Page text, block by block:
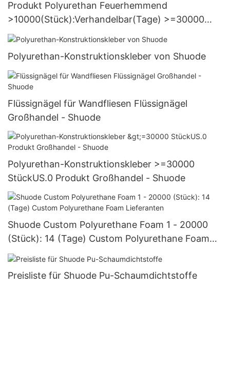
Produkt Polyurethan Feuerhemmend
>10000(Stück):Verhandelbar(Tage) >=30000
StückUS.7 Lieferanten
Polyurethan-Konstruktionskleber von Shuode
Flüssignägel für Wandfliesen Flüssignägel
Großhandel - Shuode
Polyurethan-Konstruktionskleber >=30000
StückUS.0 Produkt Großhandel - Shuode
Shuode Custom Polyurethane Foam 1 - 20000
(Stück): 14 (Tage) Custom Polyurethane Foam
Lieferanten
Preisliste für Shuode Pu-Schaumdichtstoffe